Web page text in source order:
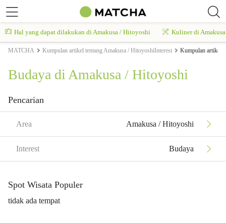
Hal yang dapat dilakukan di Amakusa / Hitoyoshi Kuliner di
MATCHA Kumpulan artikel tentang Amakusa / HitoyoshiInterest Kumpulan artikel
Budaya di Amakusa / Hitoyoshi
Pencarian
Area Amakusa / Hitoyoshi
Interest Budaya
Spot Wisata Populer
tidak ada tempat